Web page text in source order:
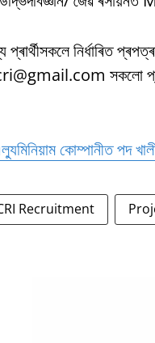
নিৰ্ধাৰিত
সকলো
কোম্পানীত পদ
Recruitment